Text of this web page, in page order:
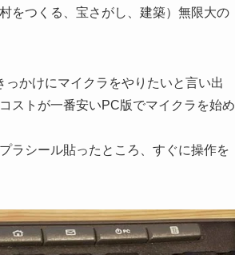
をつくる、宝さがし、建築）無限大の
かけにマイクラをやりたいと言い出
ストが一番安いPC版でマイクラを始め
ラシール貼ったところ、すぐに操作を